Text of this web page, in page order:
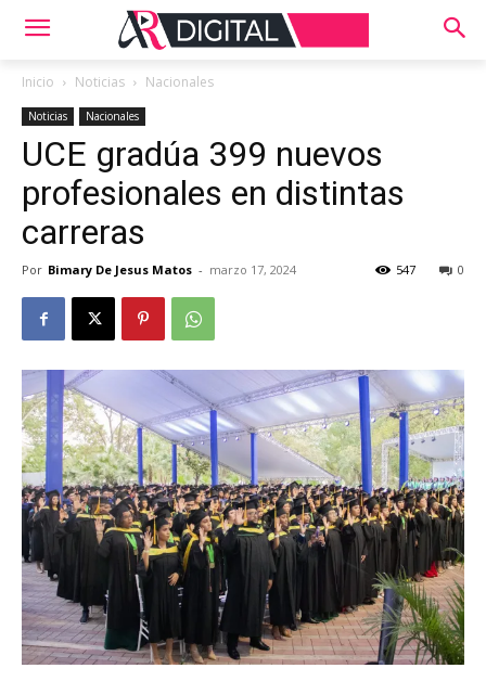
Inicio Noticias Nacionales
Noticias Nacionales
UCE gradúa 399 nuevos
profesionales en distintas
carreras
Por Bimary De Jesus Matos - marzo 17, 2024 0
547